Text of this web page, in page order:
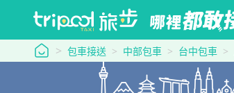
tripool 旅步
包車接送 中部包車 台中包車